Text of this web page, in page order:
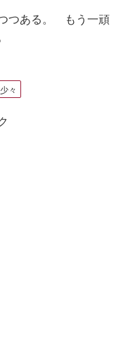
つある。 もう一頑
少々